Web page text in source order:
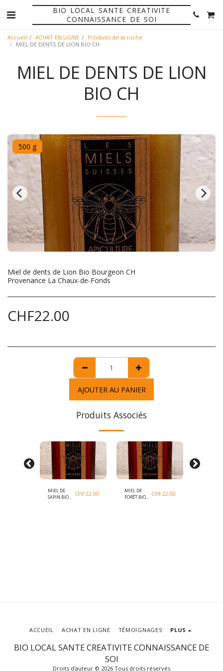
BIO LOCAL SANTE CREATIVITE
CONNAISSANCE DE SOI
Accueil ACHAT EN LIGNE
Produits de la ruche
MIEL DE DENTS DE LION BIO CH
MIEL DE DENTS DE LION
BIO CH
500 g
Miel de dents de Lion Bio Bourgeon CH
Provenance La Chaux-de-Fonds
CHF22.00
AJOUTER AU PANIER
Produits Associés
MIEL DE
SAPIN BIO
CHF22.00
MIEL DE
FORÊT BIO
CHF22.00
BIO LOCAL SANTE CREATIVITE CONNAISSANCE DE
SOI
Droits d'auteur © 2026 Tous droits réservés
ACCUEIL ACHAT EN LIGNE TÉMOIGNAGES PLUS